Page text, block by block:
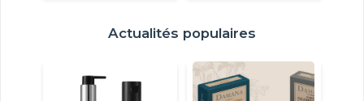
Actualités populaires